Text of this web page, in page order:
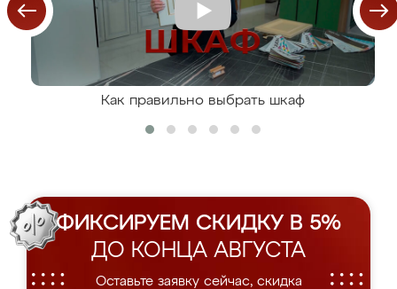
Как правильно выбрать шкаф
ФИКСИРУЕМ СКИДКУ В 5%
ДО КОНЦА АВГУСТА
Оставьте заявку сейчас, скидка